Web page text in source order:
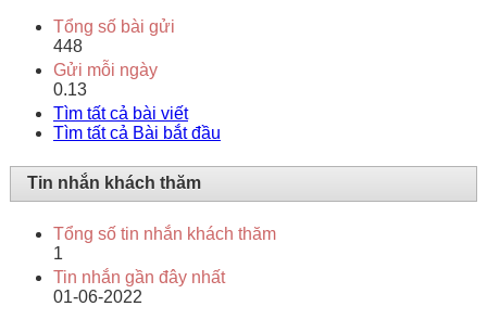
Tổng số bài gửi
448
Gửi mỗi ngày
0.13
Tìm tất cả bài viết
Tìm tất cả Bài bắt đầu
Tin nhắn khách thăm
Tổng số tin nhắn khách thăm
1
Tin nhắn gần đây nhất
01-06-2022